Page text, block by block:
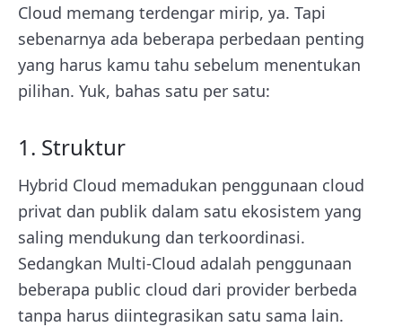
Cloud memang terdengar mirip, ya. Tapi
sebenarnya ada beberapa perbedaan penting
yang harus kamu tahu sebelum menentukan
pilihan. Yuk, bahas satu per satu:
1. Struktur
Hybrid Cloud memadukan penggunaan cloud
privat dan publik dalam satu ekosistem yang
saling mendukung dan terkoordinasi.
Sedangkan Multi-Cloud adalah penggunaan
beberapa public cloud dari provider berbeda
tanpa harus diintegrasikan satu sama lain.